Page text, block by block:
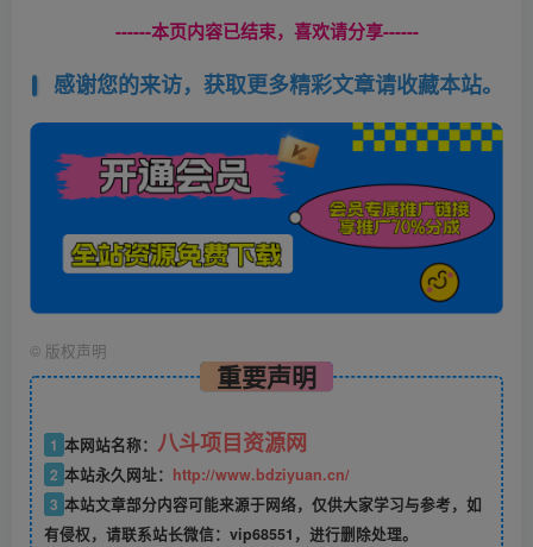
------本页内容已结束，喜欢请分享------
感谢您的来访，获取更多精彩文章请收藏本站。
© 版权声明
重要声明
1 本网站名称： 八斗项目资源网
2 本站永久网址： http://www.bdziyuan.cn/
3 本站文章部分内容可能来源于网络，仅供大家学习与参考，如
有侵权，请联系站长微信：vip68551，进行删除处理。